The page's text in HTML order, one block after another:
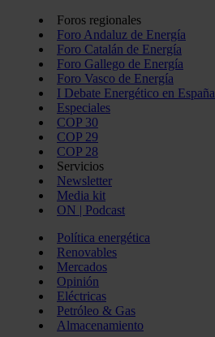
Foros regionales
Foro Andaluz de Energía
Foro Catalán de Energía
Foro Gallego de Energía
Foro Vasco de Energía
I Debate Energético en España
Especiales
COP 30
COP 29
COP 28
Servicios
Newsletter
Media kit
ON | Podcast
Política energética
Renovables
Mercados
Opinión
Eléctricas
Petróleo & Gas
Almacenamiento